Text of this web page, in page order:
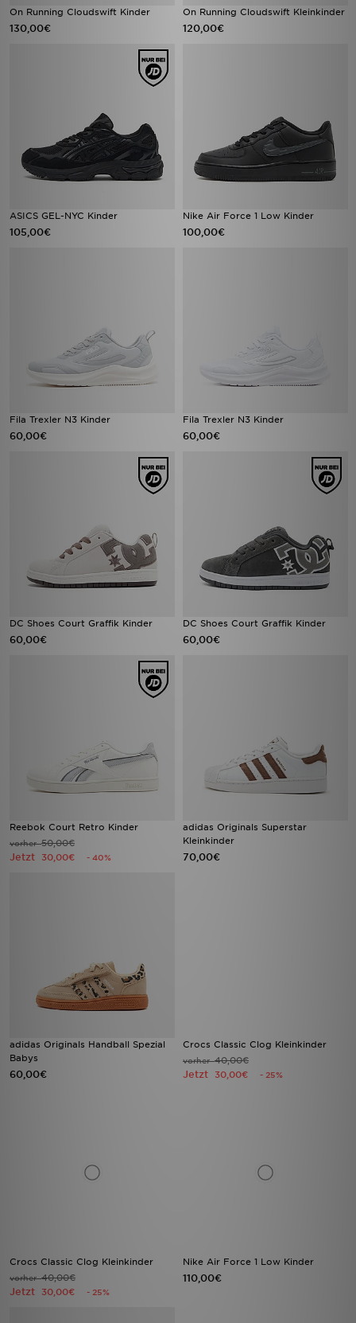
On Running Cloudswift Kinder
130,00€
On Running Cloudswift Kleinkinder
120,00€
ASICS GEL-NYC Kinder
105,00€
Nike Air Force 1 Low Kinder
100,00€
Fila Trexler N3 Kinder
60,00€
Fila Trexler N3 Kinder
60,00€
DC Shoes Court Graffik Kinder
60,00€
DC Shoes Court Graffik Kinder
60,00€
Reebok Court Retro Kinder
vorher50,00€
Jetzt 30,00€ - 40%
adidas Originals Superstar
Kleinkinder
70,00€
adidas Originals Handball Spezial
Babys
60,00€
Crocs Classic Clog Kleinkinder
vorher40,00€
Jetzt 30,00€ - 25%
Crocs Classic Clog Kleinkinder
vorher40,00€
Jetzt 30,00€ - 25%
Nike Air Force 1 Low Kinder
110,00€